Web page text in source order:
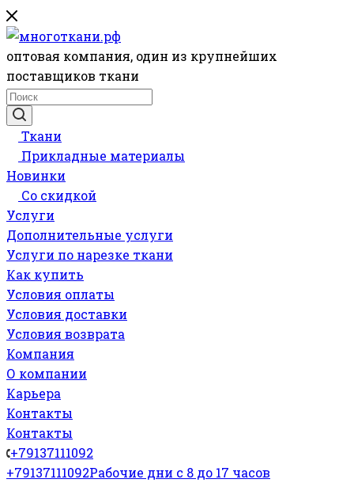
оптовая компания, один из крупнейших
поставщиков ткани
Ткани
Прикладные материалы
Новинки
Со скидкой
Услуги
Дополнительные услуги
Услуги по нарезке ткани
Как купить
Условия оплаты
Условия доставки
Условия возврата
Компания
О компании
Карьера
Контакты
Контакты
+79137111092
+79137111092Рабочие дни с 8 до 17 часов